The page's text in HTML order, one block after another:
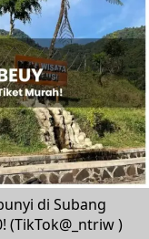
di Subang
(TikTok@_ntriw )